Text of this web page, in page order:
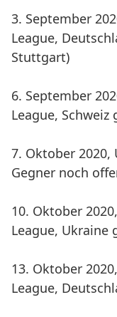
3. September
League,
Stuttgart)
6. September
League,
7. Oktober 2020,
Gegner noch
10. Oktober
League, Ukraine
13. Oktober
League,